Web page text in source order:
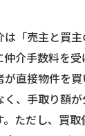
は「売主と買
仲介手数料を
直接物件を
く、手取り額
。ただし、買